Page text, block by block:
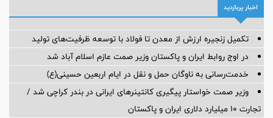
اخبار پربازدید
تکمیل زنجیره ارزش از معدن تا فولاد با توسعه ظرفیت‌های تولید
در اوج روابط ایران و پاکستان وزیر صمت عازم اسلام آباد شد
خدمت‌رسانی به ناوگان حمل و نقل در ایام اربعین حسینی(ع)
وزیر صمت خواستار پیگیری کانتینرهای ایرانی در بندر کراچی شد /
تجارت ۱۰ میلیارد دلاری ایران و پاکستان